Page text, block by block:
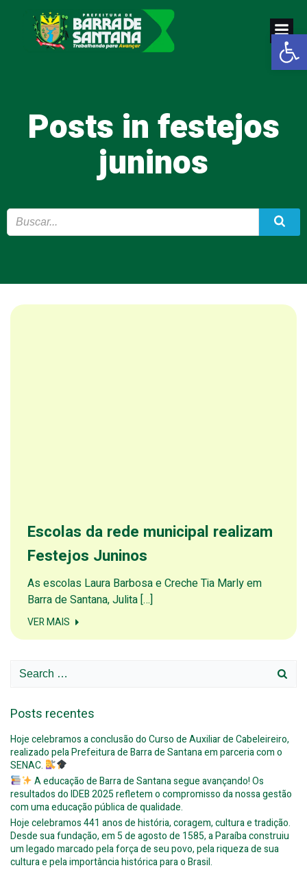
Abrir
Pular
para
o
conteúdo
Posts in festejos
juninos
Escolas da rede municipal realizam
Festejos Juninos
As escolas Laura Barbosa e Creche Tia Marly em
Barra de Santana, Julita […]
VER MAIS
Search
Posts recentes
Hoje celebramos a conclusão do Curso de Auxiliar de Cabeleireiro,
realizado pela Prefeitura de Barra de Santana em parceria com o
SENAC.
A educação de Barra de Santana segue avançando! Os
resultados do IDEB 2025 refletem o compromisso da nossa gestão
com uma educação pública de qualidade.
Hoje celebramos 441 anos de história, coragem, cultura e tradição.
Desde sua fundação, em 5 de agosto de 1585, a Paraíba construiu
um legado marcado pela força de seu povo, pela riqueza de sua
cultura e pela importância histórica para o Brasil.